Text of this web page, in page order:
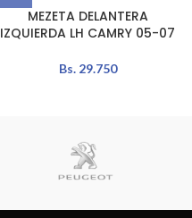
MEZETA DELANTERA
IZQUIERDA LH CAMRY 05-07
Bs.29.750